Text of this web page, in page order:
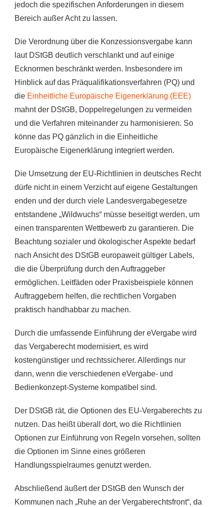
jedoch die spezifischen Anforderungen in diesem
Bereich außer Acht zu lassen.
Die Verordnung über die Konzessionsvergabe kann
laut DStGB deutlich verschlankt und auf einige
Ecknormen beschränkt werden. Insbesondere im
Hinblick auf das Präqualifikationsverfahren (PQ) und
die Einheitliche Europäische Eigenerklärung (EEE)
mahnt der DStGB, Doppelregelungen zu vermeiden
und die Verfahren miteinander zu harmonisieren. So
könne das PQ gänzlich in die Einheitliche
Europäische Eigenerklärung integriert werden.
Die Umsetzung der EU-Richtlinien in deutsches Recht
dürfe nicht in einem Verzicht auf eigene Gestaltungen
enden und der durch viele Landesvergabegesetze
entstandene „Wildwuchs“ müsse beseitigt werden, um
einen transparenten Wettbewerb zu garantieren. Die
Beachtung sozialer und ökologischer Aspekte bedarf
nach Ansicht des DStGB europaweit gültiger Labels,
die die Überprüfung durch den Auftraggeber
ermöglichen. Leitfäden oder Praxisbeispiele können
Auftraggebern helfen, die rechtlichen Vorgaben
praktisch handhabbar zu machen.
Durch die umfassende Einführung der eVergabe wird
das Vergaberecht modernisiert, es wird
kostengünstiger und rechtssicherer. Allerdings nur
dann, wenn die verschiedenen eVergabe- und
Bedienkonzept-Systeme kompatibel sind.
Der DStGB rät, die Optionen des EU-Vergaberechts zu
nutzen. Das heißt überall dort, wo die Richtlinien
Optionen zur Einführung von Regeln vorsehen, sollten
die Optionen im Sinne eines größeren
Handlungsspielraumes genutzt werden.
Abschließend äußert der DStGB den Wunsch der
Kommunen nach „Ruhe an der Vergaberechtsfront“, da